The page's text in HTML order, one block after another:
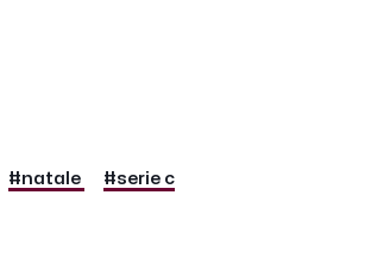
#natale #serie c